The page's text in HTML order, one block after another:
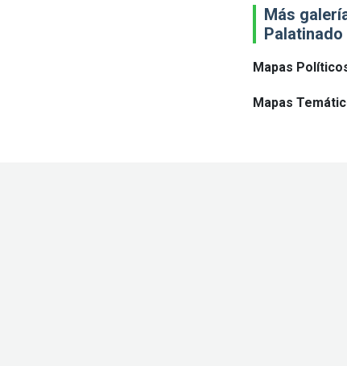
Más
Palatinado
Mapas
Mapas